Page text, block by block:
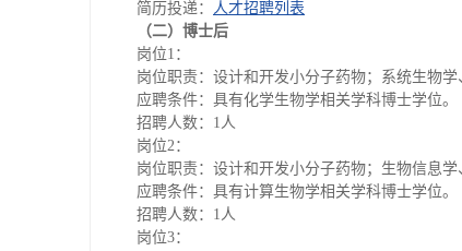
简历投递： 人才招聘列表
（二）博士后
岗位1：
岗位职责：设计和开发小分子药物；系统生物
应聘条件：具有化学生物学相关学科博士学位。
招聘人数：1人
岗位2：
岗位职责：设计和开发小分子药物；生物信息学
应聘条件：具有计算生物学相关学科博士学位。
招聘人数：1人
岗位3：